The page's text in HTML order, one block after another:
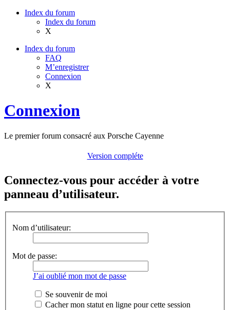
Index du forum
Index du forum
X
Index du forum
FAQ
M’enregistrer
Connexion
X
Connexion
Le premier forum consacré aux Porsche Cayenne
Version compléte
Connectez-vous pour accéder à votre
panneau d’utilisateur.
Nom d’utilisateur:
Mot de passe:
J’ai oublié mon mot de passe
Se souvenir de moi
Cacher mon statut en ligne pour cette session